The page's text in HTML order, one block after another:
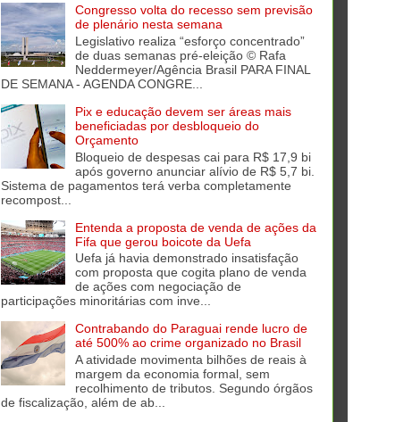
Congresso volta do recesso sem previsão
de plenário nesta semana
Legislativo realiza “esforço concentrado”
de duas semanas pré-eleição © Rafa
Neddermeyer/Agência Brasil PARA FINAL
DE SEMANA - AGENDA CONGRE...
Pix e educação devem ser áreas mais
beneficiadas por desbloqueio do
Orçamento
Bloqueio de despesas cai para R$ 17,9 bi
após governo anunciar alívio de R$ 5,7 bi.
Sistema de pagamentos terá verba completamente
recompost...
Entenda a proposta de venda de ações da
Fifa que gerou boicote da Uefa
Uefa já havia demonstrado insatisfação
com proposta que cogita plano de venda
de ações com negociação de
participações minoritárias com inve...
Contrabando do Paraguai rende lucro de
até 500% ao crime organizado no Brasil
A atividade movimenta bilhões de reais à
margem da economia formal, sem
recolhimento de tributos. Segundo órgãos
de fiscalização, além de ab...